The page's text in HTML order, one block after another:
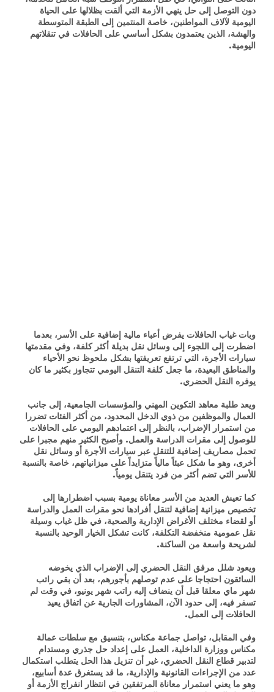
دون التوصل إلى حل ينهي الأزمة التي ألقت بظلالها على الحياة
اليومية لآلاف المواطنين، خاصة المنتمين إلى الطبقة المتوسطة
والهشة، الذين يعتمدون بشكل أساسي على الحافلات في تنقلاتهم
اليومية.
وبات غياب الحافلات يفرض أعباء مالية إضافية على الأسر، بعدما
اضطرت إلى اللجوء إلى وسائل نقل بديلة أكثر كلفة، وفي مقدمتها
سيارات الأجرة، التي ترتفع تعريفتها بشكل ملحوظ نحو الأحياء
والمناطق البعيدة، ما جعل كلفة التنقل اليومي تتجاوز بكثير ما كان
يوفره النقل الحضري.
ويعد طلبة معاهد التكوين المهني والمؤسسات الجامعية، إلى جانب
العمال والموظفين من ذوي الدخل المحدود، من أكثر الفئات تضررا
من استمرار الإضراب، بالنظر إلى اعتمادهم اليومي على الحافلات
للوصول إلى مقرات الدراسة والعمل. وأصبح الكثير منهم مجبرا على
تحمل مصاريف إضافية للتنقل عبر سيارات الأجرة أو وسائل نقل
أخرى، وهو ما شكل عبئاً مالياً متزايداً على ميزانياتهم، خاصة بالنسبة
للأسر التي تضم أكثر من فرد يتنقل يومياً.
كما تعيش العديد من الأسر معاناة يومية بسبب اضطرارها إلى
تخصيص ميزانية إضافية لتنقل أفرادها نحو مقرات العمل والدراسة
أو لقضاء مختلف الأغراض الإدارية والصحية، في ظل غياب وسيلة
نقل عمومية منخفضة التكلفة، كانت تشكل الخيار الوحيد بالنسبة
لشريحة واسعة من الساكنة.
ويعود شلل مرفق النقل الحضري إلى الإضراب الذي يخوضه
السائقون احتجاجا على عدم توصلهم بأجورهم، بعد أن بقي راتب
شهر ماي معلقا قبل أن ينضاف إليه راتب شهر يونيو، في وقت لم
تسفر فيه، إلى حدود الآن، المشاورات الجارية عن اتفاق يعيد
الحافلات إلى العمل.
وفي المقابل، تواصل جماعة مكناس، بتنسيق مع سلطات عمالة
مكناس ووزارة الداخلية، العمل على إعداد حل جذري ومستدام
لتدبير قطاع النقل الحضري، غير أن تنزيل هذا الحل يتطلب استكمال
عدد من الإجراءات القانونية والإدارية، ما قد يستغرق عدة أسابيع،
وهو ما يعني استمرار معاناة المرتفقين في انتظار انفراج الأزمة أو